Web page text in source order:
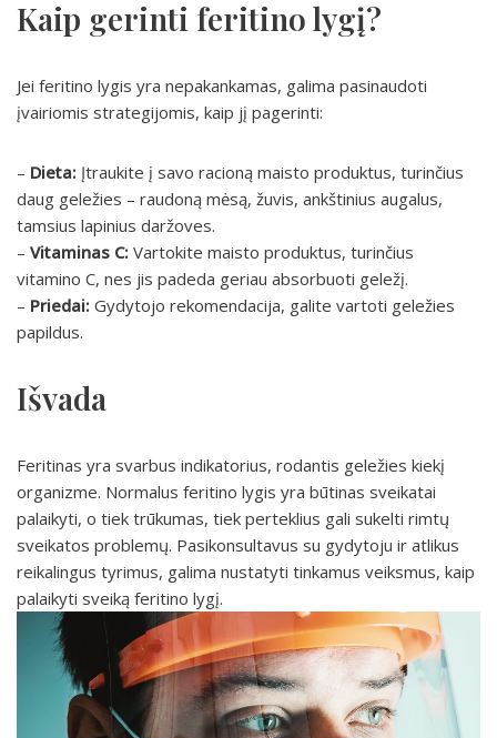
Kaip gerinti feritino lygį?
Jei feritino lygis yra nepakankamas, galima pasinaudoti
įvairiomis strategijomis, kaip jį pagerinti:
– Dieta: Įtraukite į savo racioną maisto produktus, turinčius
daug geležies – raudoną mėsą, žuvis, ankštinius augalus,
tamsius lapinius daržoves.
– Vitaminas C: Vartokite maisto produktus, turinčius
vitamino C, nes jis padeda geriau absorbuoti geležį.
– Priedai: Gydytojo rekomendacija, galite vartoti geležies
papildus.
Išvada
Feritinas yra svarbus indikatorius, rodantis geležies kiekį
organizme. Normalus feritino lygis yra būtinas sveikatai
palaikyti, o tiek trūkumas, tiek perteklius gali sukelti rimtų
sveikatos problemų. Pasikonsultavus su gydytoju ir atlikus
reikalingus tyrimus, galima nustatyti tinkamus veiksmus, kaip
palaikyti sveiką feritino lygį.